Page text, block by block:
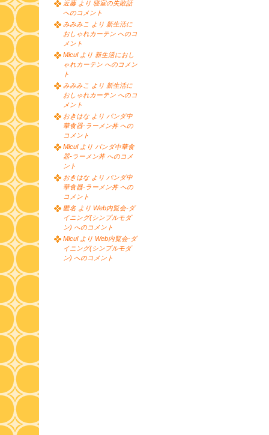
近藤 より 寝室の失敗話
へのコメント
みみみこ より 新生活に
おしゃれカーテン へのコ
メント
Micul より 新生活におし
ゃれカーテン へのコメン
ト
みみみこ より 新生活に
おしゃれカーテン へのコ
メント
おきはな より パンダ中
華食器-ラーメン丼 への
コメント
Micul より パンダ中華食
器-ラーメン丼 へのコメ
ント
おきはな より パンダ中
華食器-ラーメン丼 への
コメント
匿名 より Web内覧会-ダ
イニング(シンプルモダ
ン) へのコメント
Micul より Web内覧会-ダ
イニング(シンプルモダ
ン) へのコメント